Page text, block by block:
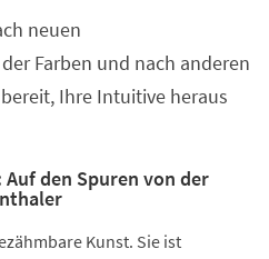
neuen
Farben und nach anderen
Ihre Intuitive heraus
den Spuren von der
Kunst. Sie ist